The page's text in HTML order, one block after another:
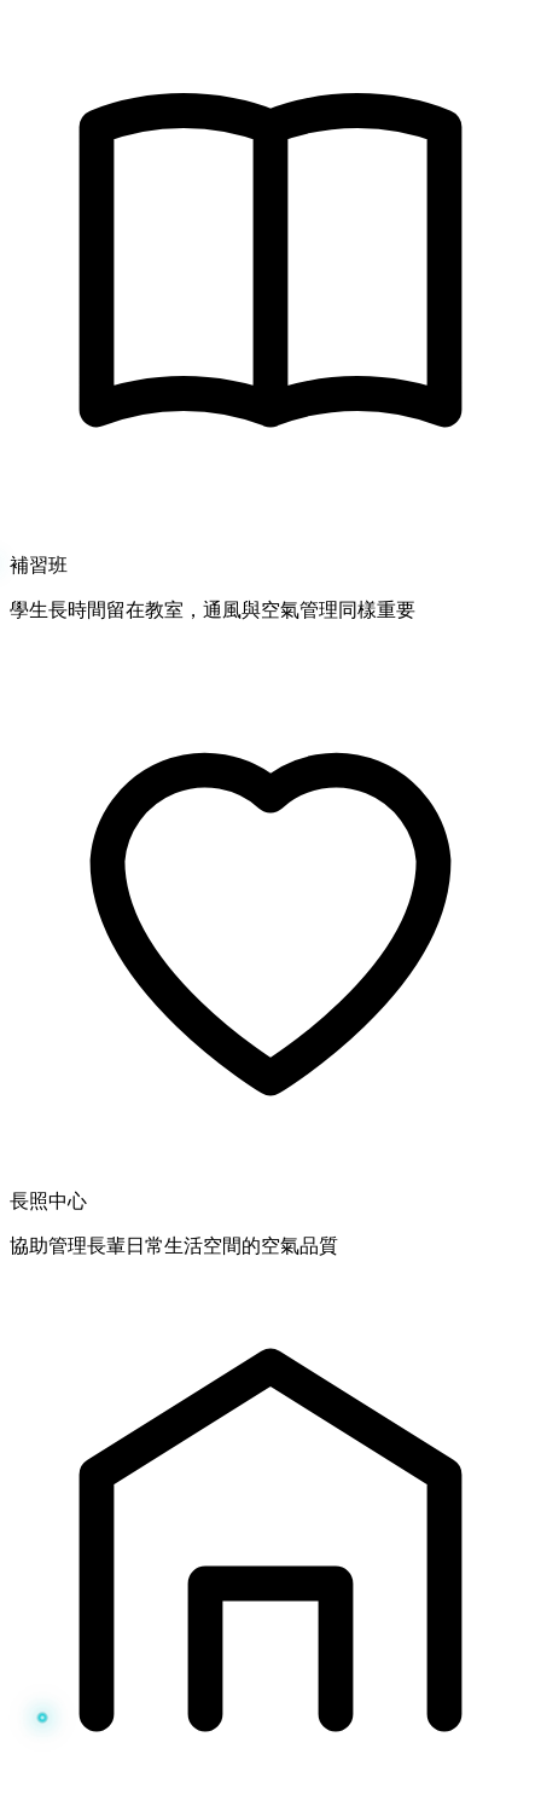
補習班
學生長時間留在教室，通風與空氣管理同樣重要
長照中心
協助管理長輩日常生活空間的空氣品質